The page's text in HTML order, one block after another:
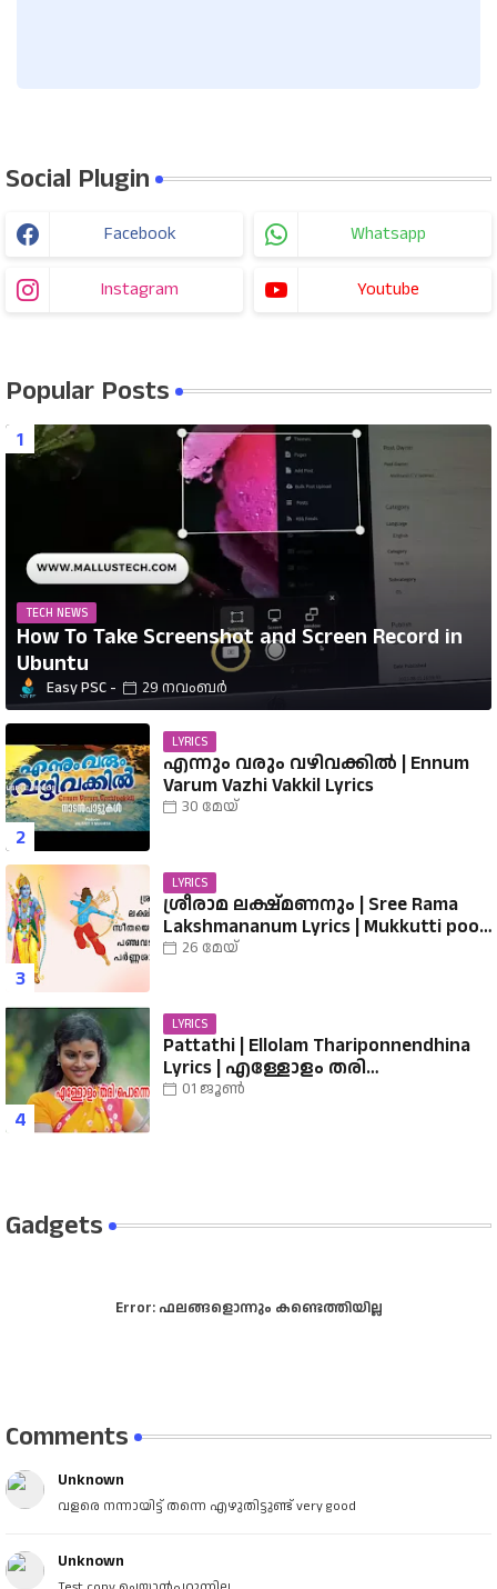
Social Plugin
Facebook Whatsapp
Instagram Youtube
Popular Posts
TECH NEWS
How To Take Screenshot and Screen Record in
Ubuntu
Easy PSC 29 നവംബർ
LYRICS
എന്നും വരും വഴിവക്കിൽ | Ennum
Varum Vazhi Vakkil Lyrics
30 മേയ്
LYRICS
ശ്രീരാമ ലക്ഷ്മണനും | Sree Rama
Lakshmananum Lyrics | Mukkutti poo
Album | Sreerama Song Malayalam |
26 മേയ്
LYRICS
Pattathi | Ellolam Thariponnendhina
Lyrics | എള്ളോളം തരി
പൊന്നെന്തിനാ...... വരികൾ
01 ജൂൺ
Gadgets
Error:ഫലങ്ങളൊന്നും കണ്ടെത്തിയില്ല
Comments
Unknown
വളരെ നന്നായിട്ട് തന്നെ എഴുതിട്ടുണ്ട് very good
Unknown